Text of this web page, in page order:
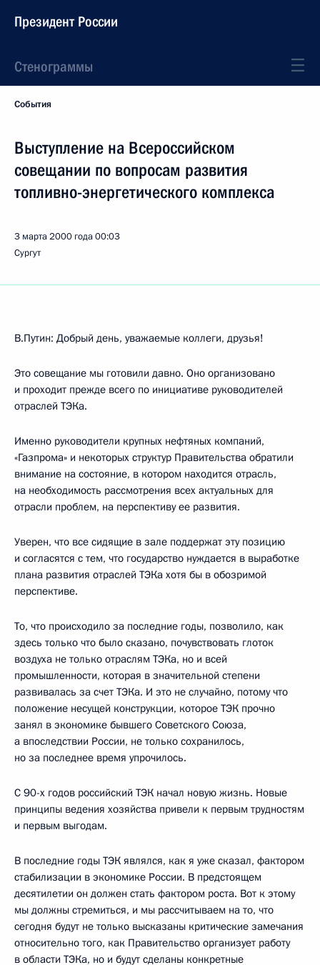
Президент России
Стенограммы
События
Выступление на Всероссийском
совещании по вопросам развития
топливно-энергетического комплекса
3 марта 2000 года00:03
Сургут
В.Путин: Добрый день, уважаемые коллеги, друзья!
Это совещание мы готовили давно. Оно организовано
и проходит прежде всего по инициативе руководителей
отраслей ТЭКа.
Именно руководители крупных нефтяных компаний,
«Газпрома» и некоторых структур Правительства обратили
внимание на состояние, в котором находится отрасль,
на необходимость рассмотрения всех актуальных для
отрасли проблем, на перспективу ее развития.
Уверен, что все сидящие в зале поддержат эту позицию
и согласятся с тем, что государство нуждается в выработке
плана развития отраслей ТЭКа хотя бы в обозримой
перспективе.
То, что происходило за последние годы, позволило, как
здесь только что было сказано, почувствовать глоток
воздуха не только отраслям ТЭКа, но и всей
промышленности, которая в значительной степени
развивалась за счет ТЭКа. И это не случайно, потому что
положение несущей конструкции, которое ТЭК прочно
занял в экономике бывшего Советского Союза,
а впоследствии России, не только сохранилось,
но за последнее время упрочилось.
С 90-х годов российский ТЭК начал новую жизнь. Новые
принципы ведения хозяйства привели к первым трудностям
и первым выгодам.
В последние годы ТЭК являлся, как я уже сказал, фактором
стабилизации в экономике России. В предстоящем
десятилетии он должен стать фактором роста. Вот к этому
мы должны стремиться, и мы рассчитываем на то, что
сегодня будут не только высказаны критические замечания
относительно того, как Правительство организует работу
в области ТЭКа, но и будут сделаны конкретные